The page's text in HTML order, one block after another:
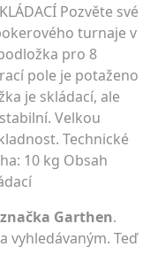
Pozvěte své
turnaje v
pro 8
pole je potaženo
je skládací, ale
Velkou
Technické
10 kg Obsah
značka Garthen.
vyhledávaným. Teď